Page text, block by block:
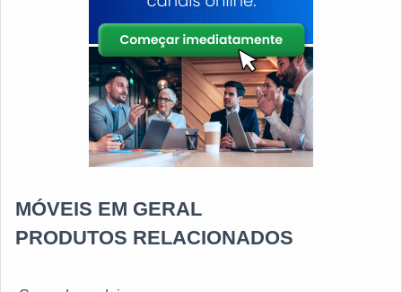
MÓVEIS EM GERAL
PRODUTOS RELACIONADOS